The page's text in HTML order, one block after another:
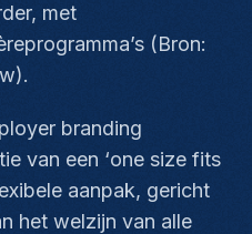
met
(Bron:
branding
van een ‘one size fits
aanpak, gericht
het welzijn van alle